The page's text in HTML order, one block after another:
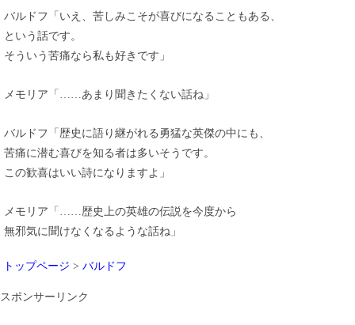
バルドフ「いえ、苦しみこそが喜びになることもある、
という話です。
そういう苦痛なら私も好きです」
メモリア「……あまり聞きたくない話ね」
バルドフ「歴史に語り継がれる勇猛な英傑の中にも、
苦痛に潜む喜びを知る者は多いそうです。
この歓喜はいい詩になりますよ」
メモリア「……歴史上の英雄の伝説を今度から
無邪気に聞けなくなるような話ね」
トップページ > バルドフ
スポンサーリンク